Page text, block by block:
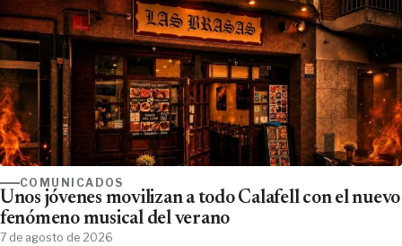
COMUNICADOS
Unos jóvenes movilizan a todo Calafell con el nuevo
fenómeno musical del verano
7 de agosto de 2026